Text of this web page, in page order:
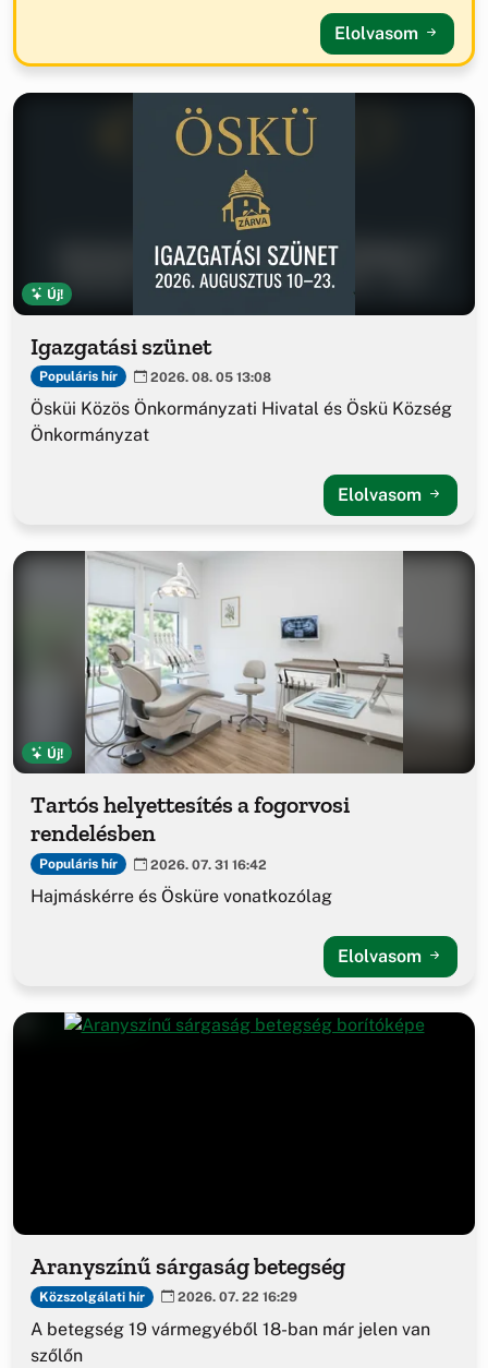
Elolvasom
Új!
Igazgatási szünet
Populáris hír 2026. 08. 05 13:08
Ösküi Közös Önkormányzati Hivatal és Öskü Község
Önkormányzat
Elolvasom
Új!
Tartós helyettesítés a fogorvosi
rendelésben
Populáris hír 2026. 07. 31 16:42
Hajmáskérre és Ösküre vonatkozólag
Elolvasom
Aranyszínű sárgaság betegség
Közszolgálati hír 2026. 07. 22 16:29
A betegség 19 vármegyéből 18-ban már jelen van
szőlőn